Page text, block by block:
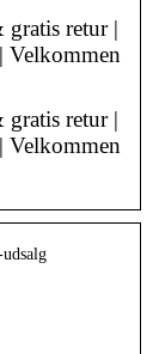
gratis retur |
Velkommen
gratis retur |
Velkommen